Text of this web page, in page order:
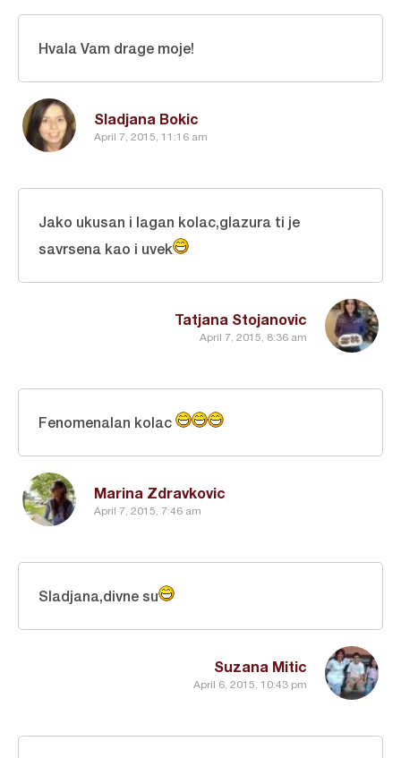
Sladjana Bokic
April 7, 2015, 11:16 am
Hvala Vam drage moje!
Tatjana Stojanovic
April 7, 2015, 8:36 am
Jako ukusan i lagan kolac,glazura ti je
savrsena kao i uvek
Marina Zdravkovic
April 7, 2015, 7:46 am
Fenomenalan kolac
Suzana Mitic
April 6, 2015, 10:43 pm
Sladjana,divne su